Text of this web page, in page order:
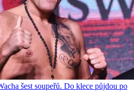
šest soupeřů. Do klece půjdou po